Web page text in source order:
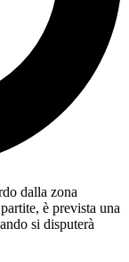
dalla zona
è prevista una
si disputerà